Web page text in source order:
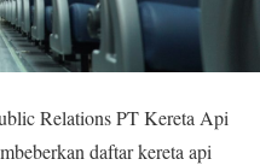
Relations PT Kereta Api
daftar kereta api